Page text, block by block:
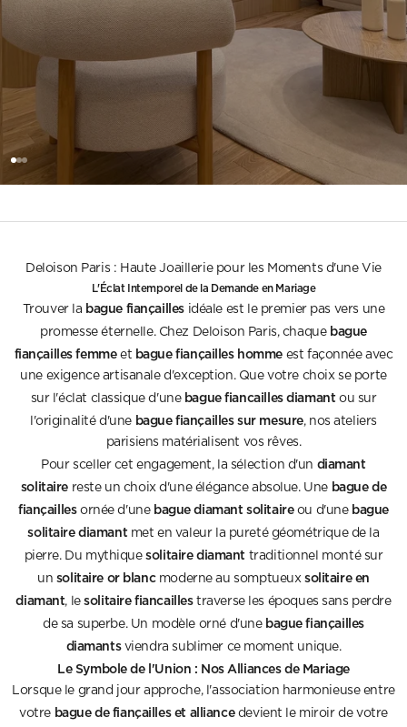
Go to item 1
Go to item 2
Go to item 3
Deloison Paris : Haute Joaillerie pour les Moments d'une Vie
L'Éclat Intemporel de la Demande en Mariage
Trouver la bague fiançaillesidéale est le premier pas vers une
promesse éternelle. Chez Deloison Paris, chaque bague
fiançailles femmeet bague fiançailles homme est façonnée avec
une exigence artisanale d'exception. Que votre choix se porte
sur l'éclat classique d'une bague fiancailles diamant ou sur
l'originalité d'une bague fiançailles sur mesure, nos ateliers
parisiens matérialisent vos rêves.
Pour sceller cet engagement, la sélection d'un diamant
solitaire reste un choix d'une élégance absolue. Une bague de
fiançaillesornée d'une bague diamant solitaireou d'une bague
solitaire diamant met en valeur la pureté géométrique de la
pierre. Du mythiquesolitaire diamant traditionnel monté sur
un solitaire or blancmoderne au somptueux solitaire en
diamant, lesolitaire fiancaillestraverse les époques sans perdre
de sa superbe. Un modèle orné d'une bague fiançailles
diamantsviendra sublimer ce moment unique.
Le Symbole de l'Union : Nos Alliances de Mariage
Lorsque le grand jour approche, l'association harmonieuse entre
votre bague de fiançailles et alliancedevient le miroir de votre